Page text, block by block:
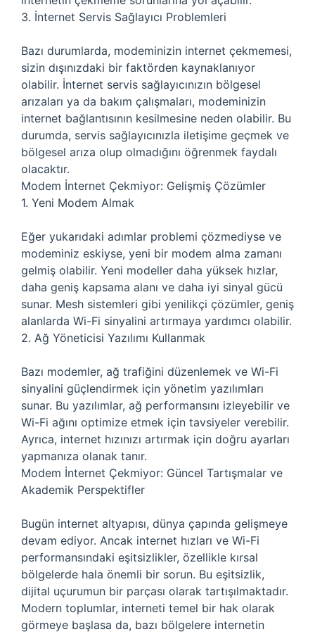
3. İnternet Servis Sağlayıcı Problemleri
Bazı durumlarda, modeminizin internet çekmemesi,
sizin dışınızdaki bir faktörden kaynaklanıyor
olabilir. İnternet servis sağlayıcınızın bölgesel
arızaları ya da bakım çalışmaları, modeminizin
internet bağlantısının kesilmesine neden olabilir. Bu
durumda, servis sağlayıcınızla iletişime geçmek ve
bölgesel arıza olup olmadığını öğrenmek faydalı
olacaktır.
Modem İnternet Çekmiyor: Gelişmiş Çözümler
1. Yeni Modem Almak
Eğer yukarıdaki adımlar problemi çözmediyse ve
modeminiz eskiyse, yeni bir modem alma zamanı
gelmiş olabilir. Yeni modeller daha yüksek hızlar,
daha geniş kapsama alanı ve daha iyi sinyal gücü
sunar. Mesh sistemleri gibi yenilikçi çözümler, geniş
alanlarda Wi-Fi sinyalini artırmaya yardımcı olabilir.
2. Ağ Yöneticisi Yazılımı Kullanmak
Bazı modemler, ağ trafiğini düzenlemek ve Wi-Fi
sinyalini güçlendirmek için yönetim yazılımları
sunar. Bu yazılımlar, ağ performansını izleyebilir ve
Wi-Fi ağını optimize etmek için tavsiyeler verebilir.
Ayrıca, internet hızınızı artırmak için doğru ayarları
yapmanıza olanak tanır.
Modem İnternet Çekmiyor: Güncel Tartışmalar ve
Akademik Perspektifler
Bugün internet altyapısı, dünya çapında gelişmeye
devam ediyor. Ancak internet hızları ve Wi-Fi
performansındaki eşitsizlikler, özellikle kırsal
bölgelerde hala önemli bir sorun. Bu eşitsizlik,
dijital uçurumun bir parçası olarak tartışılmaktadır.
Modern toplumlar, interneti temel bir hak olarak
görmeye başlasa da, bazı bölgelere internetin